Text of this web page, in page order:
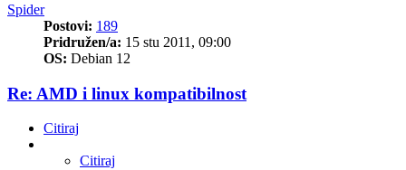
Spider
Postovi: 189
Pridružen/a: 15 stu 2011, 09:00
OS: Debian 12
Re: AMD i linux kompatibilnost
Citiraj
Citiraj